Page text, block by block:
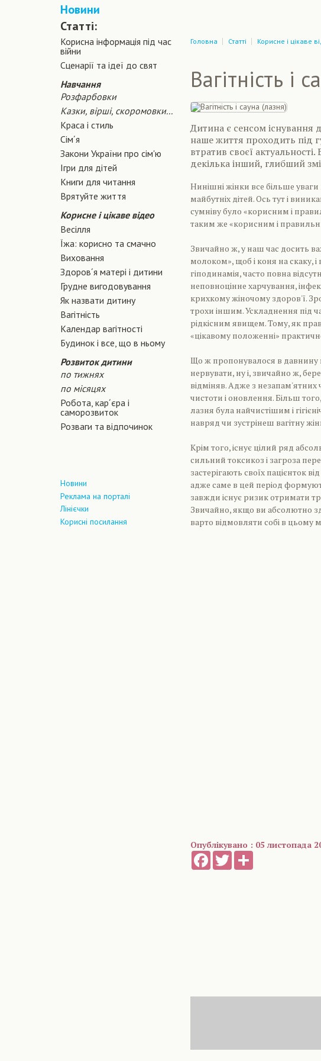
Новини
Статті:
Корисна інформація під час
війни
Сценарiї та iдеї до свят
Навчання
Розфарбовки
Казки, вірші, скоромовки...
Краса і стиль
Сiм´я
Закони України про сiм'ю
Ігри для дітей
Книги для читання
Врятуйте життя
Корисне і цікаве відео
Весілля
Їжа: корисно та смачно
Виховання
Здоров´я матері і дитини
Грудне вигодовування
Як назвати дитину
Вагiтнiсть
Календар вагітності
Будинок і все, що в ньому
Розвиток дитини
по тижнях
по місяцях
Робота, кар´єра і
саморозвиток
Розваги та відпочинок
Новини
Реклама на порталі
Лінієчки
Корисні посилання
Головна Статті Корисне і цікаве
Вагітність і
Дитина є сенсом існування
наше життя проходить під
втратив своєї
декілька інший, глибший
Нинішні жінки все більше
майбутніх дітей. Ось тут і
сумніву було «корисним і
таким же «корисним і
Звичайно ж, у наш час досить
молоком», щоб і коня на скаку,
гіподинамія, часто повна
неповноцінне харчування,
крихкому жіночому здоров'ї.
трохи іншим. Ускладнення під
рідкісним явищем. Тому, як
«цікавому положенні»
Що ж пропонувалося в давнину
нервувати, ну і, звичайно ж,
відміняв. Адже з незапам'ятних
чистоти і оновлення. Більш
лазня була найчистішим і
навряд чи зустрінеш вагітну
Крім того, існує цілий ряд
сильний токсикоз і загроза
застерігають своїх пацієнток
адже саме в цей період
завжди існує ризик отримати
Звичайно, якщо ви абсолютно
варто відмовляти собі в цьому
Опублікувано : 05 листопада
FacebookTwitter